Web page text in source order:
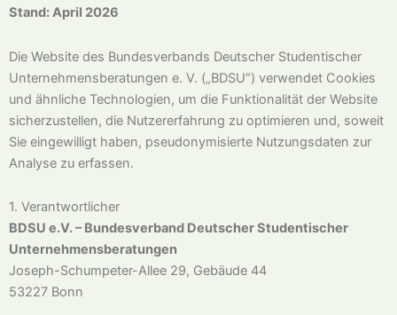
Stand: April 2026
Die Website des Bundesverbands Deutscher Studentischer
Unternehmensberatungen e. V. („BDSU“) verwendet Cookies
und ähnliche Technologien, um die Funktionalität der Website
sicherzustellen, die Nutzererfahrung zu optimieren und, soweit
Sie eingewilligt haben, pseudonymisierte Nutzungsdaten zur
Analyse zu erfassen.
1. Verantwortlicher
BDSU e.V. – Bundesverband Deutscher Studentischer
Unternehmensberatungen
Joseph-Schumpeter-Allee 29, Gebäude 44
53227 Bonn